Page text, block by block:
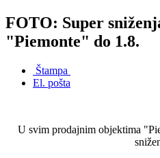
FOTO: Super
"Piemonte" do 1.8.
Štampa
El. pošta
U svim prodajnim objektima